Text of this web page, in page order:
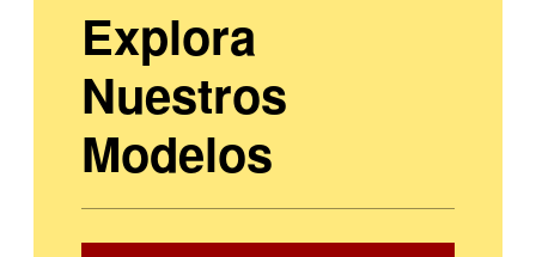
SATELITALES
Explora
Nuestros
Modelos